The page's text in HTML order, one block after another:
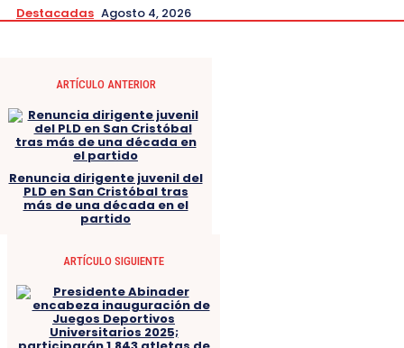
Destacadas Agosto 4, 2026
ARTÍCULO ANTERIOR
Renuncia dirigente juvenil del
PLD en San Cristóbal tras
más de una década en el
partido
ARTÍCULO SIGUIENTE